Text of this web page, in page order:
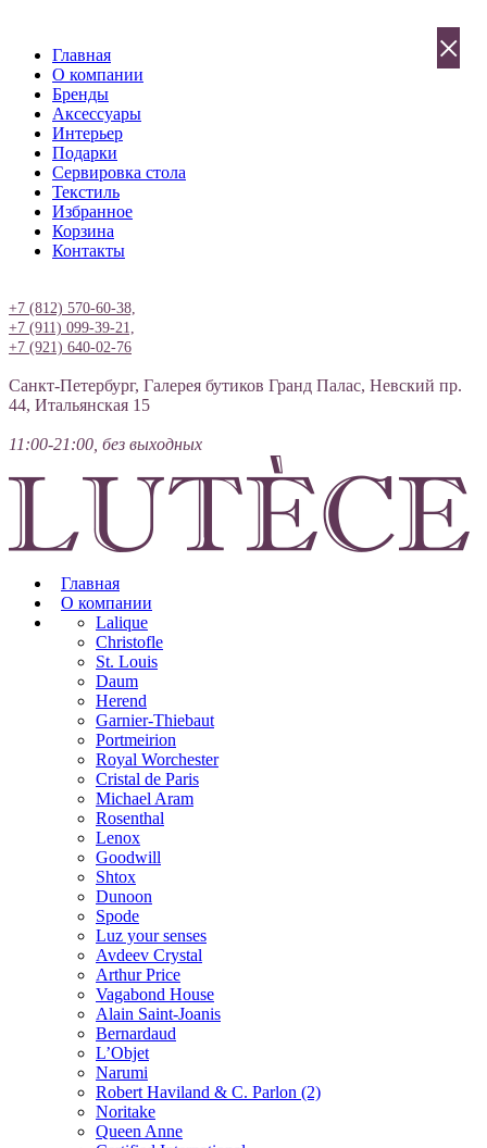
Главная
О компании
Бренды
Аксессуары
Интерьер
Подарки
Сервировка стола
Текстиль
Избранное
Корзина
Контакты
+7 (812) 570-60-38,
+7 (911) 099-39-21,
+7 (921) 640-02-76
Санкт-Петербург, Галерея бутиков Гранд Палас, Невский пр.
44, Итальянская 15
11:00-21:00, без выходных
Главная
О компании
Lalique
Christofle
St. Louis
Daum
Herend
Garnier-Thiebaut
Portmeirion
Royal Worchester
Cristal de Paris
Michael Aram
Rosenthal
Lenox
Goodwill
Shtox
Dunoon
Spode
Luz your senses
Avdeev Crystal
Arthur Price
Vagabond House
Alain Saint-Joanis
Bernardaud
L’Objet
Narumi
Robert Haviland & C. Parlon (2)
Noritakе
Queen Anne
×